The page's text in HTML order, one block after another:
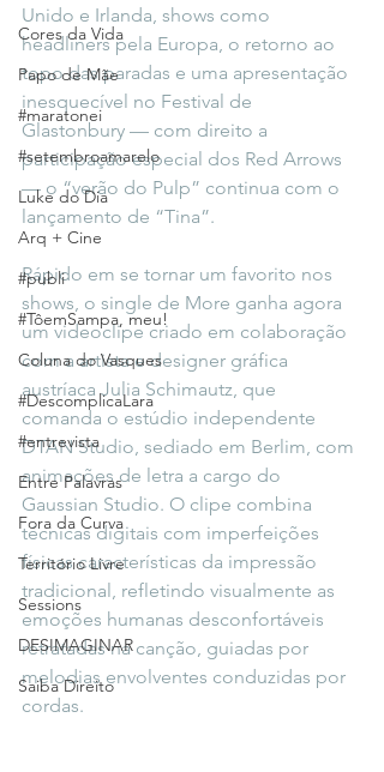
Cores da Vida
Papo de Mãe
#maratonei
#setembroamarelo
Luke do Dia
Arq + Cine
#publi
#TôemSampa, meu!
Coluna do Vasques
#DescomplicaLara
#entrevista
Entre Palavras
Fora da Curva
Território Livre
Sessions
DESIMAGINAR
Saiba Direito
Unido e Irlanda, shows como
headliners pela Europa, o retorno ao
topo das paradas e uma apresentação
inesquecível no Festival de
Glastonbury — com direito a
participação especial dos Red Arrows
— o “verão do Pulp” continua com o
lançamento de “Tina”.
Rápido em se tornar um favorito nos
shows, o single de More ganha agora
um videoclipe criado em colaboração
com a artista e designer gráfica
austríaca Julia Schimautz, que
comanda o estúdio independente
DTAN Studio, sediado em Berlim, com
animações de letra a cargo do
Gaussian Studio. O clipe combina
técnicas digitais com imperfeições
físicas características da impressão
tradicional, refletindo visualmente as
emoções humanas desconfortáveis
retratadas na canção, guiadas por
melodias envolventes conduzidas por
cordas.